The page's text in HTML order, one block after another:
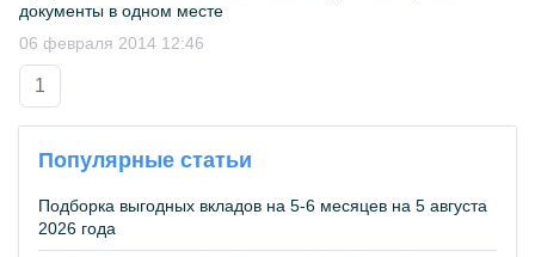
документы в одном месте
06 февраля 2014 12:46
1
Популярные статьи
Подборка выгодных вкладов на 5-6 месяцев на 5 августа
2026 года